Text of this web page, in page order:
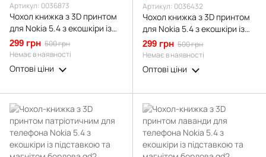
Артикул: 0036873
Чохол книжка з 3D принтом
для Nokia 5.4 з екошкіри із
підставкою та магнитом
чорна gd2
299 грн 500 грн
Немає в наявності
Оптові ціни
Артикул: 0036432
Чохол книжка з 3D принтом
для Nokia 5.4 з екошкіри із
підставкою та магнитом
чорна gd2
299 грн 500 грн
Немає в наявності
Оптові ціни